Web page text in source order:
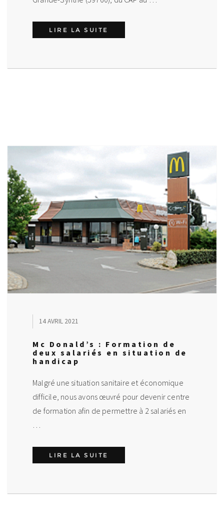
LIRE LA SUITE
14 AVRIL 2021
Mc Donald’s : Formation de
deux salariés en situation de
handicap
Malgré une situation sanitaire et économique
difficile, nous avons œuvré pour devenir centre
de formation afin de permettre à 2 salariés en
LIRE LA SUITE